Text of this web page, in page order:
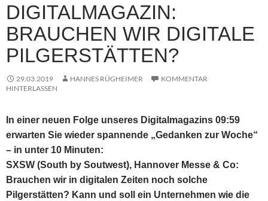
DIGITALMAGAZIN:
BRAUCHEN WIR DIGITALE
PILGERSTÄTTEN?
29.03.2019 HANNES RÜGHEIMER
KOMMENTAR
HINTERLASSEN
In einer neuen Folge unseres Digitalmagazins 09:59
erwarten Sie wieder spannende „Gedanken zur Woche“
– in unter 10 Minuten:
SXSW (South by Soutwest), Hannover Messe & Co:
Brauchen wir in digitalen Zeiten noch solche
Pilgerstätten? Kann und soll ein Unternehmen wie die